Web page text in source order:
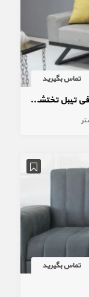
تماس بگیرید
مبل تختخواب شو 4 نفره اورنگ مدل کینگ کافی تیبل تختشو با 10 سال ضمانت کلاف
تماس بگیرید